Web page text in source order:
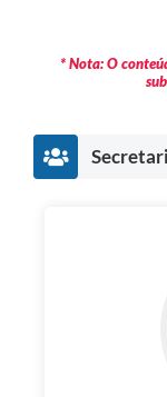
* Nota: O